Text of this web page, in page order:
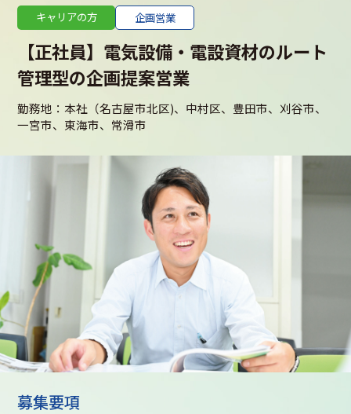
キャリアの方 企画営業
【正社員】電気設備・電設資材のルート
管理型の企画提案営業
勤務地：本社（名古屋市北区)、中村区、豊田市、刈谷市、
一宮市、東海市、常滑市
募集要項